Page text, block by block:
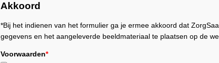
Akkoord
*Bij het indienen van het formulier ga je ermee akkoord dat
gegevens en het aangeleverde beeldmateriaal te plaatsen op de
Voorwaarden*